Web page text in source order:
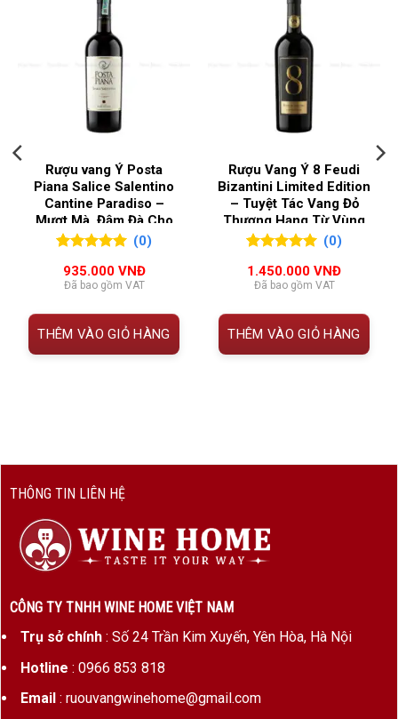
Thông Tin Philippe Pacalet Corton Bressandes Grand
Cru 2020
THUỘC
TÍNH
Grand Cru 2020
Xuất xứ
Aloxe-Corton, Côte de Beaune,
Burgundy – Pháp
Phân
hạng
Grand Cru
Vườn
Bressandes – một trong những tiểu
vùng Grand Cru uy tín nhất Corton
Độ cồn
Phong
cách sản
xuất
Natural wine – không lọc, không làm
trong, không dùng SO₂ công nghiệp
Nhà sản
xuất
Philippe Pacalet
Sản
Rất giới hạn – vài trăm chai mỗi
QUỐC GIA SẢN XUẤT Pháp
NỒNG ĐỘ 13%
Rượu vang Ý Posta
Piana Salice Salentino
Cantine Paradiso –
Mượt Mà, Đậm Đà Cho
Mọi Dịp
đánh giá
(0)
935.000 VNĐ
Đã bao gồm VAT
THÊM VÀO GIỎ HÀNG
Rượu Vang Ý 8 Feudi
Bizantini Limited Edition
– Tuyệt Tác Vang Đỏ
Thượng Hạng Từ Vùng
Abruzzo
đánh giá
(0)
1.450.000 VNĐ
Đã bao gồm VAT
THÊM VÀO GIỎ HÀNG
THÔNG TIN LIÊN HỆ
CÔNG TY TNHH WINE HOME VIỆT NAM
Trụ sở chính: Số 24 Trần Kim Xuyến, Yên Hòa, Hà Nội
Hotline : 0966 853 818
Email : ruouvangwinehome@gmail.com